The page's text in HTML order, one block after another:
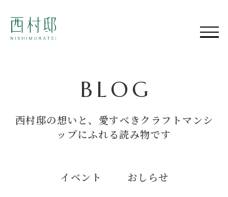
B LOG
西村邸の想いと、愛すべきクラフトマンシ
ップにふれる読み物です
イベント
おしらせ